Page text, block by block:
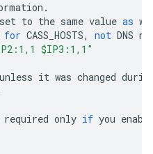
.
set to the same value as
for CASS_HOSTS, not DNS
$IP3:1,1"
unless it was changed
required only if you